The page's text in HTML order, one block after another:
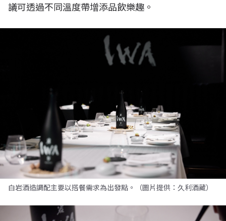
議可透過不同溫度帶增添品飲樂趣。
白岩酒造調配主要以搭餐需求為出發點。（圖片提供：久利酒藏）